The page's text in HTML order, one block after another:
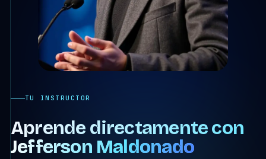
TU INSTRUCTOR
Aprende directamente con
Jefferson Maldonado